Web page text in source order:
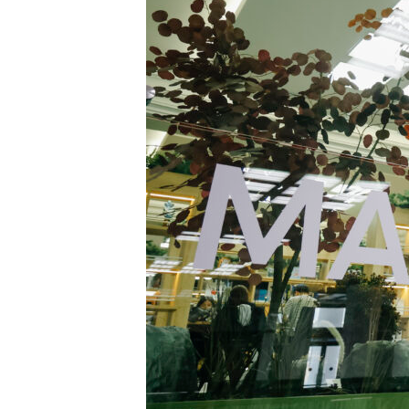
Зерттеу және ғылым
Оқуға қабылдау және
MNU тынысы